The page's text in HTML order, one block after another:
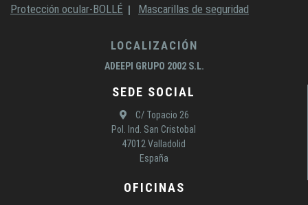
Protección ocular-BOLLÉ
Mascarillas de seguridad
LOCALIZACIÓN
ADEEPI GRUPO 2002 S.L.
SEDE SOCIAL
C/ Topacio 26
Pol. Ind. San Cristobal
47012 Valladolid
España
OFICINAS